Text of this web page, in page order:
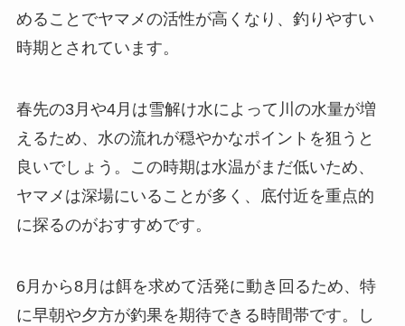
めることでヤマメの活性が高くなり、釣りやすい
時期とされています。
春先の3月や4月は雪解け水によって川の水量が増
えるため、水の流れが穏やかなポイントを狙うと
良いでしょう。この時期は水温がまだ低いため、
ヤマメは深場にいることが多く、底付近を重点的
に探るのがおすすめです。
6月から8月は餌を求めて活発に動き回るため、特
に早朝や夕方が釣果を期待できる時間帯です。し